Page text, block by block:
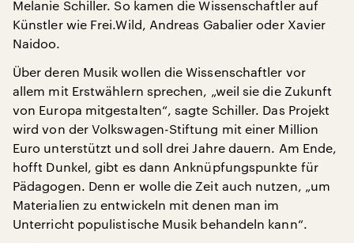
Melanie Schiller. So kamen die Wissenschaftler auf
Künstler wie Frei.Wild, Andreas Gabalier oder Xavier
Naidoo.
Über deren Musik wollen die Wissenschaftler vor
allem mit Erstwählern sprechen, „weil sie die Zukunft
von Europa mitgestalten“, sagte Schiller. Das Projekt
wird von der Volkswagen-Stiftung mit einer Million
Euro unterstützt und soll drei Jahre dauern. Am Ende,
hofft Dunkel, gibt es dann Anknüpfungspunkte für
Pädagogen. Denn er wolle die Zeit auch nutzen, „um
Materialien zu entwickeln mit denen man im
Unterricht populistische Musik behandeln kann“.